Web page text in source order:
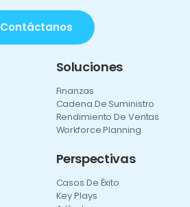
Contáctanos
Soluciones
Finanzas
Cadena De Suministro
Rendimiento De Ventas
Workforce Planning
Perspectivas
Casos De Éxito
Key Plays